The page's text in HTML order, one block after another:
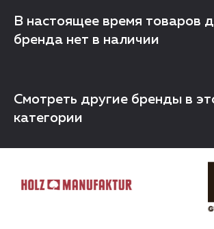
В настоящее время товаров
бренда нет в наличии
Смотреть другие бренды в
категории